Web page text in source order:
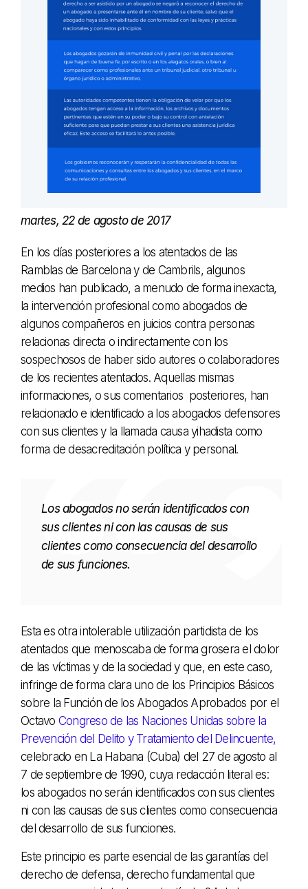
martes, 22 de agosto de 2017
En los días posteriores a los atentados de las
Ramblas de Barcelona y de Cambrils, algunos
medios han publicado, a menudo de forma inexacta,
la intervención profesional como abogados de
algunos compañeros en juicios contra personas
relacionas directa o indirectamente con los
sospechosos de haber sido autores o colaboradores
de los recientes atentados. Aquellas mismas
informaciones, o sus comentarios posteriores, han
relacionado e identificado a los abogados defensores
con sus clientes y la llamada causa yihadista como
forma de desacreditación política y personal.
Los abogados no serán identificados con
sus clientes ni con las causas de sus
clientes como consecuencia del desarrollo
de sus funciones.
Esta es otra intolerable utilización partidista de los
atentados que menoscaba de forma grosera el dolor
de las víctimas y de la sociedad y que, en este caso,
infringe de forma clara uno de los Principios Básicos
sobre la Función de los Abogados Aprobados por el
Octavo Congreso de las Naciones Unidas sobre la
Prevención del Delito y Tratamiento del Delincuente,
celebrado en La Habana (Cuba) del 27 de agosto al
7 de septiembre de 1990, cuya redacción literal es:
los abogados no serán identificados con sus clientes
ni con las causas de sus clientes como consecuencia
del desarrollo de sus funciones.
Este principio es parte esencial de las garantías del
derecho de defensa, derecho fundamental que